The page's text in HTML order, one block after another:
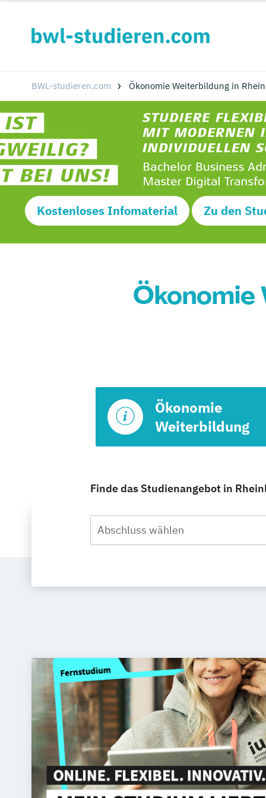
BWL-studieren.com Ökonomie Weiterbildung in
Kostenloses Infomaterial Zu den
Ökonomie
Ökonomie
Weiterbildung
Finde das Studienangebot in
Abschluss wählen